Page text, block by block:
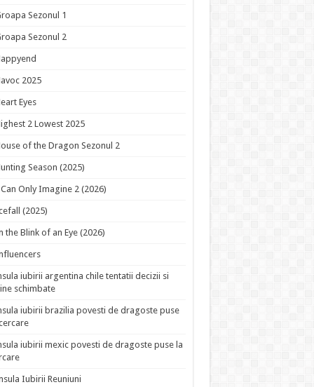
Sezonul 1
Sezonul 2
2025
Eyes
2 Lowest 2025
of the Dragon Sezonul 2
Season (2025)
Only Imagine 2 (2026)
(2025)
the Blink of an Eye (2026)
iubirii argentina chile tentatii decizii si
schimbate
iubirii brazilia povesti de dragoste puse
iubirii mexic povesti de dragoste puse la
Iubirii Reuniuni